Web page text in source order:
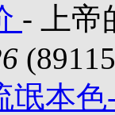
- 上帝
氓本